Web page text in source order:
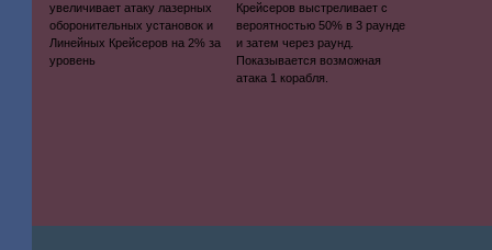
увеличивает атаку лазерных
оборонительных установок и
Линейных Крейсеров на 2% за
уровень
Крейсеров выстреливает с
вероятностью 50% в 3 раунде
и затем через раунд.
Показывается возможная
атака 1 корабля.